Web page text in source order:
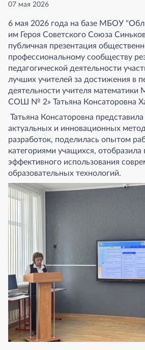
07 мая 2026
6 мая 2026 года на базе МБОУ
им Героя Советского Союза
публичная презентация
профессиональному сообществу
педагогической деятельности
лучших учителей за достижения в
деятельности учителя
СОШ № 2» Татьяна Консаторовна
Татьяна Консаторовна
актуальных и инновационных
разработок, поделилась опытом
категориями учащихся, отобразила
эффективного использования
образовательных технологий.